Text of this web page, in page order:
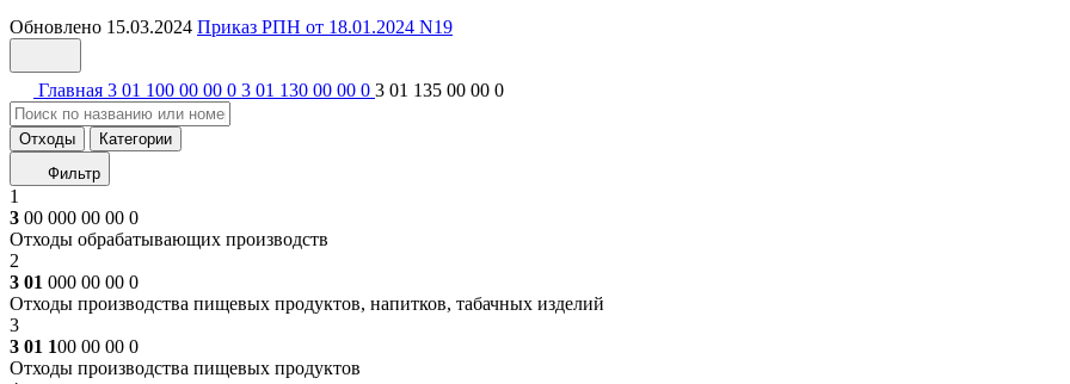
Обновлено 15.03.2024 Приказ РПН от 18.01.2024 N19
Главная 3 01 100 00 00 0 3 01 130 00 00 0 3 01 135 00 00 0
Отходы
Категории
Фильтр
1
3 00 000 00 00 0
Отходы обрабатывающих производств
2
3 01 000 00 00 0
Отходы производства пищевых продуктов, напитков, табачных изделий
3
3 01 100 00 00 0
Отходы производства пищевых продуктов